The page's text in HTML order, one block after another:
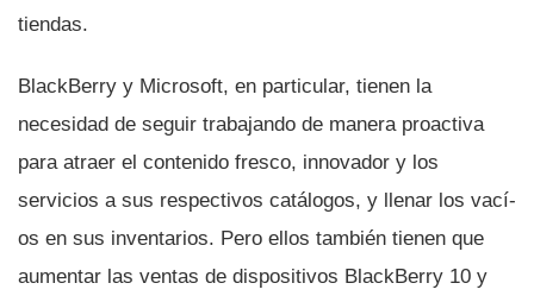
tiendas.
BlackBerry y Microsoft, en particular, tienen la
necesidad de seguir trabajando de manera proactiva
para atraer el contenido fresco, innovador y los
servicios a sus respectivos catálogos, y llenar los vací­
os en sus inventarios. Pero ellos también tienen que
aumentar las ventas de dispositivos BlackBerry 10 y